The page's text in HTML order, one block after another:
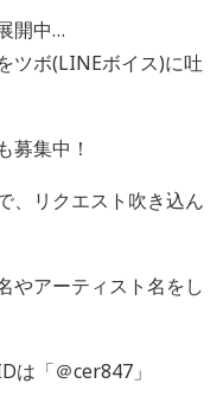
開中…
ツボ(LINEボイス)に吐
募集中！
、リクエスト吹き込ん
やアーティスト名をし
は「＠cer847」